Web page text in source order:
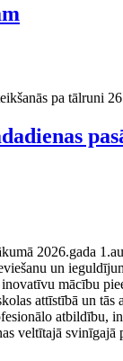
pa tālruni
2026.gada
un
mācību
attīstībā un tās
veltītajā